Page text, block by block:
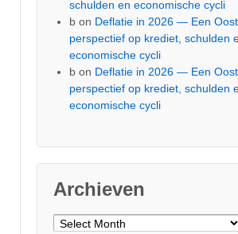
schulden en economische cycli
b on Deflatie in 2026 — Een
perspectief op krediet, schulden
economische cycli
b on Deflatie in 2026 — Een
perspectief op krediet, schulden
economische cycli
Archieven
Archieven